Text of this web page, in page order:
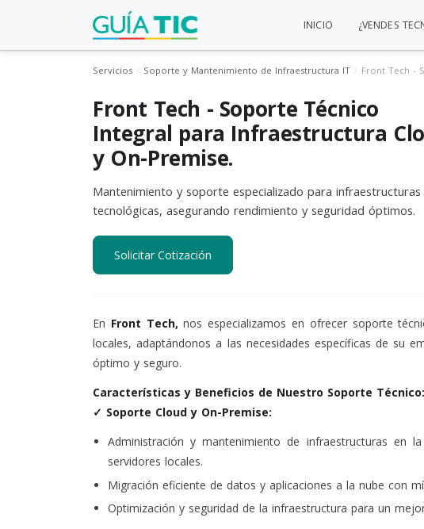
INICIO ¿VENDES
Servicios Soporte y Mantenimiento de Infraestructura IT
Front Tech - Soporte Técnico
Integral para Infraestructura
y On-Premise.
Mantenimiento y soporte especializado para infraestructuras
tecnológicas, asegurando rendimiento y seguridad óptimos.
Solicitar Cotización
En Front Tech, nos especializamos en ofrecer soporte
locales, adaptándonos a las necesidades específicas de su
óptimo y seguro.
Características y Beneficios de Nuestro Soporte Técnico:
✓ Soporte Cloud y On-Premise:
Administración y mantenimiento de infraestructuras en
servidores locales.
Migración eficiente de datos y aplicaciones a la nube con
Optimización y seguridad de la infraestructura para un